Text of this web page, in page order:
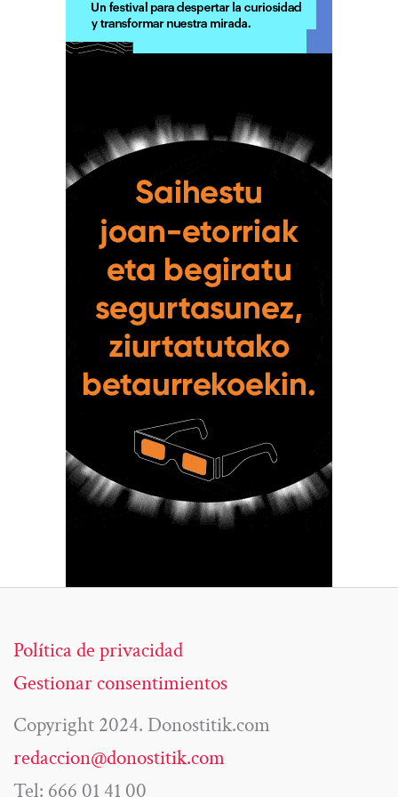
Política de privacidad
Gestionar consentimientos
Copyright 2024. Donostitik.com
redaccion@donostitik.com
Tel: 666 01 41 00